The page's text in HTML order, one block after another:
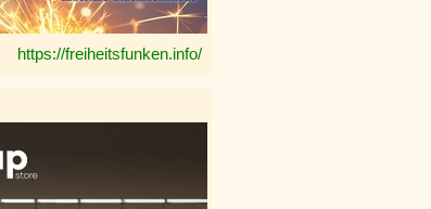
https://freiheitsfunken.info/